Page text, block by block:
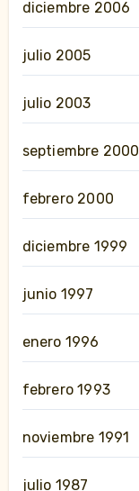
diciembre 2006
julio 2005
julio 2003
septiembre 2000
febrero 2000
diciembre 1999
junio 1997
enero 1996
febrero 1993
noviembre 1991
julio 1987